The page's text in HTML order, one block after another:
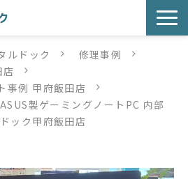
ルドック
修理事例
店
事例 甲府飯田店
製ゲーミングノートPC 内部
ック甲府飯田店